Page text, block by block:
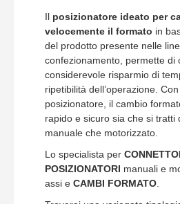
Il posizionatore ideato per
velocemente il formato in
del prodotto presente nelle
confezionamento, permette di
considerevole risparmio di
ripetibilità dell’operazione.
posizionatore, il cambio
rapido e sicuro sia che si tratti
manuale che motorizzato.
Lo specialista per
POSIZIONATORI manuali e
assi e CAMBI FORMATO